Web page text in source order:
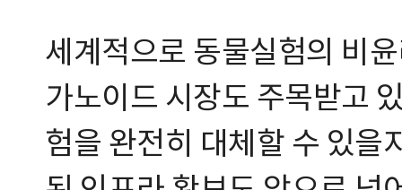
세계적으로 동물실험의 비
가노이드 시장도 주목받고
험을 완전히 대체할 수 있을